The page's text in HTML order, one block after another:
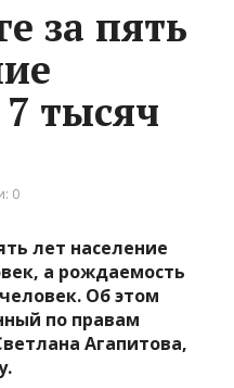
за пять
тысяч
0
лет население
а рождаемость
Об этом
по правам
Агапитова,